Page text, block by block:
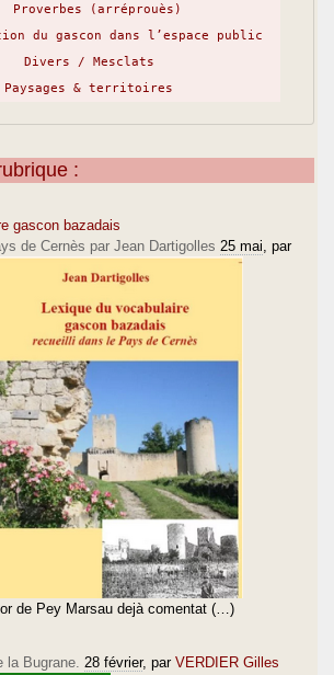
Proverbes (arréprouès)
du gascon dans l’espace public
Divers / Mesclats
Paysages & territoires
:
gascon bazadais
de Cernès par Jean Dartigolles 25 mai , par
de Pey Marsau dejà comentat (…)
la Bugrane.
28 février, par VERDIER Gilles